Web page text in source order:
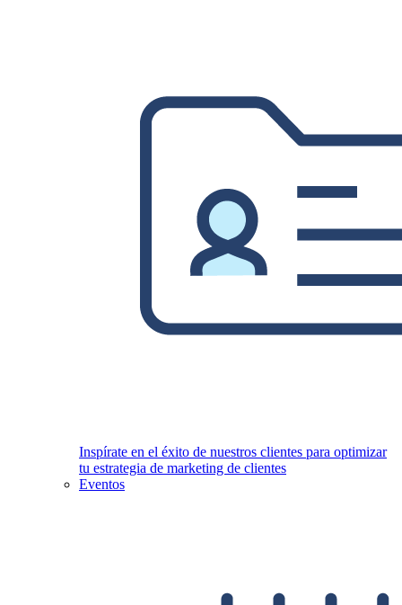
Inspírate en el éxito de nuestros clientes para optimizar
tu estrategia de marketing de clientes
Eventos